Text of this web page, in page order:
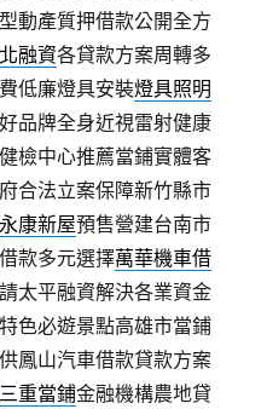
動產質押借款公開全方
融資各貸款方案周轉多
低廉燈具安裝燈具照明
品牌全身近視雷射健康
檢中心推薦當鋪實體客
合法立案保障新竹縣市
永康新屋預售營建台南市
款多元選擇萬華機車借
太平融資解決各業資金
色必遊景點高雄市當鋪
鳳山汽車借款貸款方案
三重當鋪金融機構農地貸